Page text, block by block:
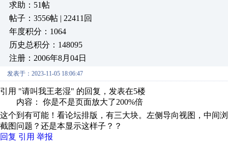
求助：51帖
帖子：3556帖 | 22411回
年度积分：1064
历史总积分：148095
注册：2006年8月04日
发表于：2023-11-05 18:06:47
引用 "请叫我王老湿" 的回复，发表在5楼
内容： 你是不是页面放大了200%倍
这个到有可能！看论坛排版，有三大块。左侧导向视图，中间
截图问题？还是本显示这样子？？
回复 引用 举报